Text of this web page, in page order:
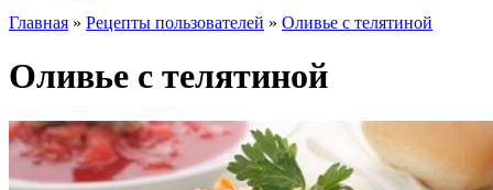
Главная » Рецепты пользователей » Оливье с телятиной
Оливье с телятиной